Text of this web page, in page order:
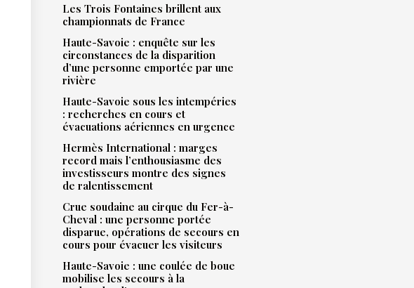
Les Trois Fontaines brillent aux
championnats de France
Haute-Savoie : enquête sur les
circonstances de la disparition
d’une personne emportée par une
rivière
Haute-Savoie sous les intempéries
: recherches en cours et
évacuations aériennes en urgence
Hermès International : marges
record mais l’enthousiasme des
investisseurs montre des signes
de ralentissement
Crue soudaine au cirque du Fer-à-
Cheval : une personne portée
disparue, opérations de secours en
cours pour évacuer les visiteurs
Haute-Savoie : une coulée de boue
mobilise les secours à la